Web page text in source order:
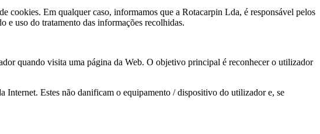
cookies. Em qualquer caso, informamos que a Rotacarpin Lda, é responsável pelos
e uso do tratamento das informações recolhidas.
quando visita uma página da Web. O objetivo principal é reconhecer o utilizador
Internet. Estes não danificam o equipamento / dispositivo do utilizador e, se